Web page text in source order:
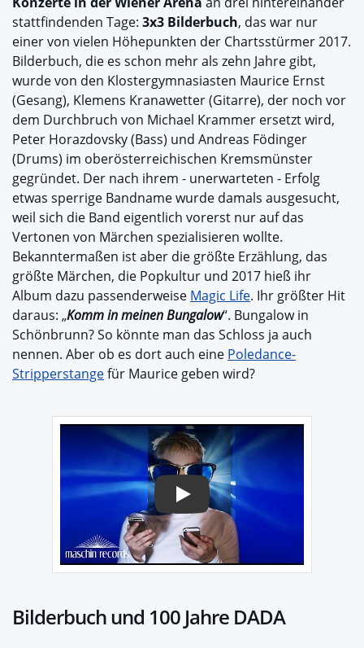
stattfindenden Tage: 3x3 Bilderbuch, das war nur
einer von vielen Höhepunkten der Chartsstürmer 2017.
Bilderbuch, die es schon mehr als zehn Jahre gibt,
wurde von den Klostergymnasiasten Maurice Ernst
(Gesang), Klemens Kranawetter (Gitarre), der noch vor
dem Durchbruch von Michael Krammer ersetzt wird,
Peter Horazdovsky (Bass) und Andreas Födinger
(Drums) im oberösterreichischen Kremsmünster
gegründet. Der nach ihrem - unerwarteten - Erfolg
etwas sperrige Bandname wurde damals ausgesucht,
weil sich die Band eigentlich vorerst nur auf das
Vertonen von Märchen spezialisieren wollte.
Bekanntermaßen ist aber die größte Erzählung, das
größte Märchen, die Popkultur und 2017 hieß ihr
Album dazu passenderweise Magic Life. Ihr größter Hit
daraus: „Komm in meinen Bungalow“. Bungalow in
Schönbrunn? So könnte man das Schloss ja auch
nennen. Aber ob es dort auch eine Poledance-
Stripperstangefür Maurice geben wird?
Play
Bilderbuch und 100 Jahre DADA